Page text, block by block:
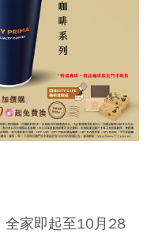
全家即起至10月28